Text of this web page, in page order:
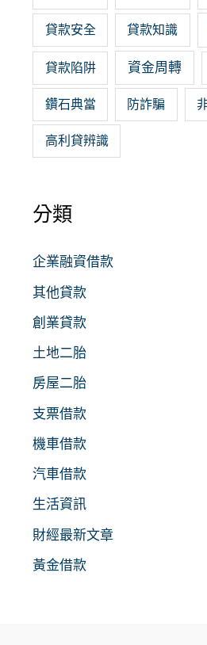
貸款安全 貸款知識
貸款陷阱 資金周轉
鑽石典當 防詐騙
高利貸辨識
分類
企業融資借款
其他貸款
創業貸款
土地二胎
房屋二胎
支票借款
機車借款
汽車借款
生活資訊
財經最新文章
黃金借款